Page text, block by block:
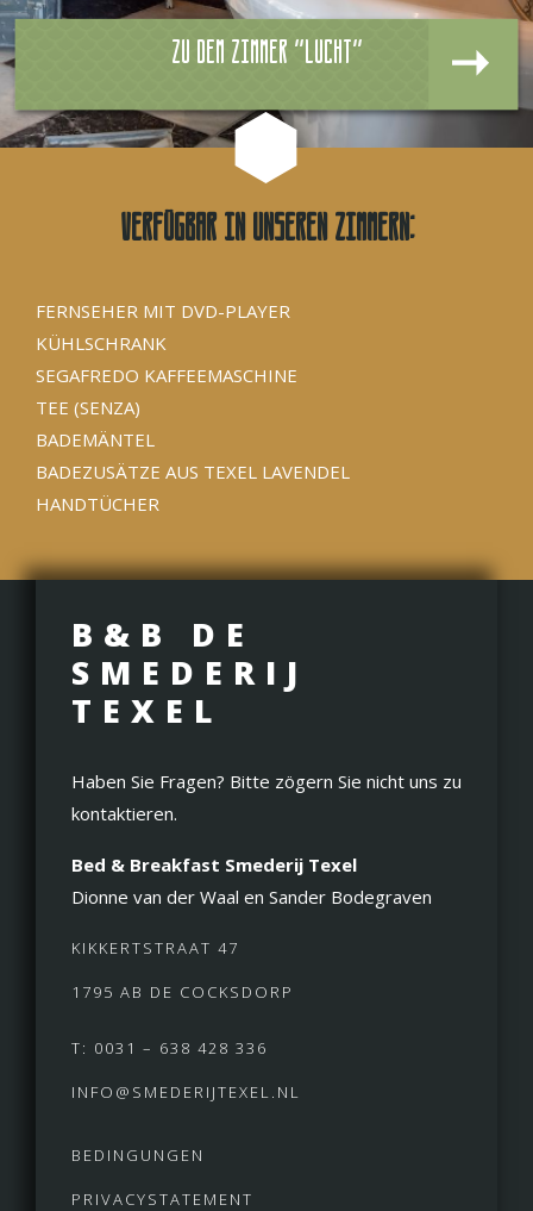
Zu dem zimmer "Lucht"
Verfügbar in unseren Zimmern:
FERNSEHER MIT DVD-PLAYER
KÜHLSCHRANK
SEGAFREDO KAFFEEMASCHINE
TEE (SENZA)
BADEMÄNTEL
BADEZUSÄTZE AUS TEXEL LAVENDEL
HANDTÜCHER
B&B DE
SMEDERIJ
TEXEL
Haben Sie Fragen? Bitte zögern Sie nicht uns zu
kontaktieren.
Bed & Breakfast Smederij Texel
Dionne van der Waal en Sander Bodegraven
KIKKERTSTRAAT 47
1795 AB DE COCKSDORP
T: 0031 – 638 428 336
INFO@SMEDERIJTEXEL.NL
BEDINGUNGEN
PRIVACYSTATEMENT